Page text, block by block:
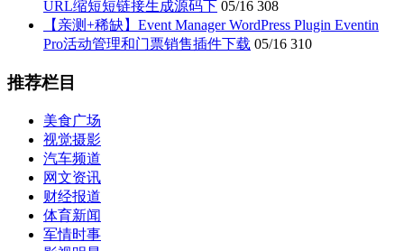
URL缩短短链接生成源码下 05/16 308
【亲测+稀缺】Event Manager WordPress Plugin Eventin
Pro活动管理和门票销售插件下载 05/16 310
推荐栏目
美食广场
视觉摄影
汽车频道
网文资讯
财经报道
体育新闻
军情时事